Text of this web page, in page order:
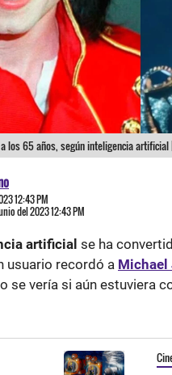
los 65 años, según inteligencia artificial |
12:43 PM
del 2023 12:43 PM
artificial se ha
usuario recordó a Michael
se vería si aún estuviera